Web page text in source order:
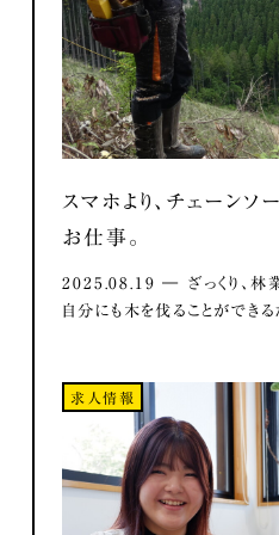
スマホより、チェーンソ
お仕事。
2025.08.19 ― ざっくり、林
自分にも木を伐ることができ
求人情報